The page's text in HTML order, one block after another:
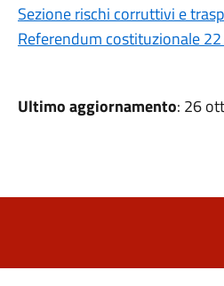
Sezione rischi corruttivi e
Referendum costituzionale
Ultimo aggiornamento: 26